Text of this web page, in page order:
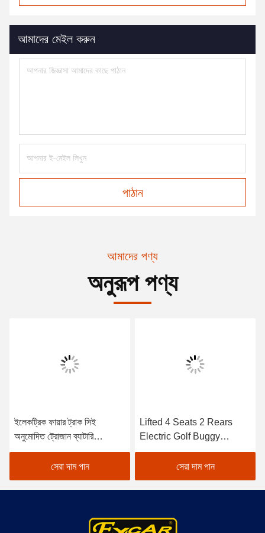
আমাদের মেইল করুন
পাঠান
আমাদের পণ্য
অনুরূপ পণ্য
ইলেকট্রিক ফায়ার ট্রাক সিই
অনুমোদিত ট্রোজান ব্যাটারি
ইলেকট্রিক গল্ফ কার্ট
সেরা দাম পান
Lifted 4 Seats 2 Rears
Electric Golf Buggy
Lithium Battery
Accessories
Customizable
সেরা দাম পান